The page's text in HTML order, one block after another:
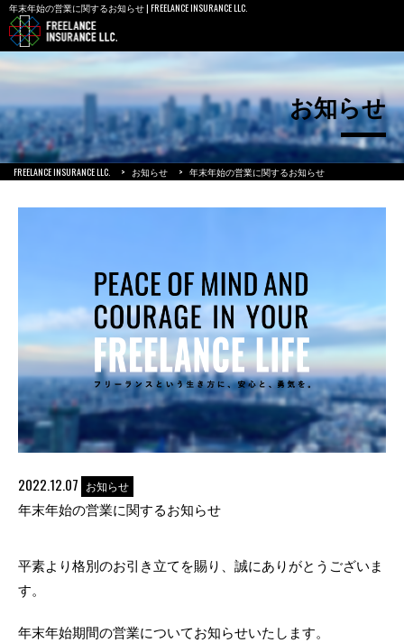
年末年始の営業に関するお知らせ | FREELANCE INSURANCE LLC.
お知らせ
FREELANCE INSURANCE LLC. > お知らせ > 年末年始の営業に関するお知らせ
2022.12.07 お知らせ
年末年始の営業に関するお知らせ
平素より格別のお引き立てを賜り、誠にありがとうございま
す。
年末年始期間の営業についてお知らせいたします。